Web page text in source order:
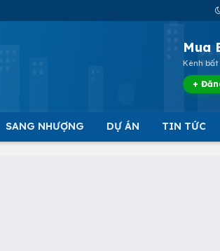
Mua
Kênh
+
SANG NHƯỢNG DỰ ÁN TIN TỨC